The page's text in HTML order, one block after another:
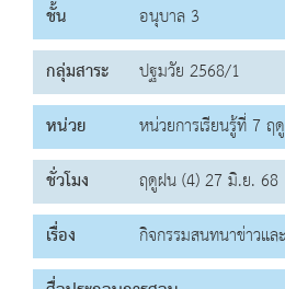
ชั้น
อนุบาล 3
กลุ่มสาระ
ปฐมวัย 2568/1
หน่วย
หน่วยการเรียนรู้ที่ 7 ฤ
ชั่วโมง
ฤดูฝน (4) 27 มิ.ย. 68
เรื่อง
กิจกรรมสนทนาข่าวแ